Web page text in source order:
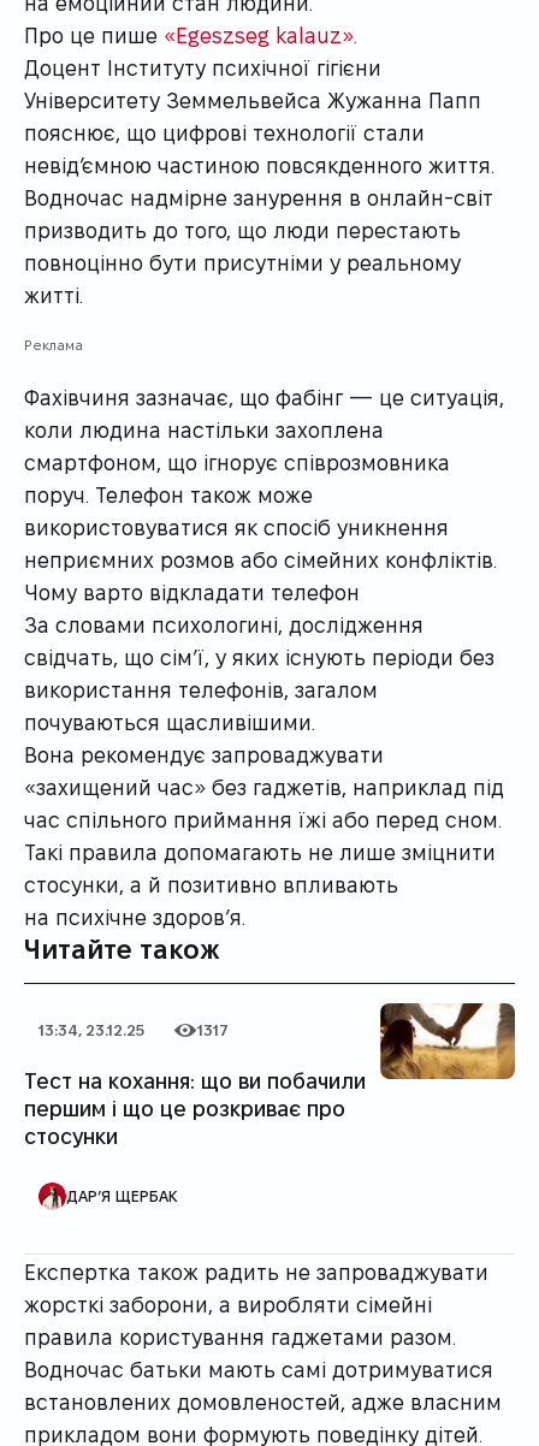
Про це пише «Egeszseg kalauz».
Доцент Інституту психічної гігієни
Університету Земмельвейса Жужанна Папп
пояснює, що цифрові технології стали
невід’ємною частиною повсякденного життя.
Водночас надмірне занурення в онлайн-світ
призводить до того, що люди перестають
повноцінно бути присутніми у реальному
житті.
Реклама
Фахівчиня зазначає, що фабінг — це ситуація,
коли людина настільки захоплена
смартфоном, що ігнорує співрозмовника
поруч. Телефон також може
використовуватися як спосіб уникнення
неприємних розмов або сімейних конфліктів.
Чому варто відкладати телефон
За словами психологині, дослідження
свідчать, що сім’ї, у яких існують періоди без
використання телефонів, загалом
почуваються щасливішими.
Вона рекомендує запроваджувати
«захищений час» без гаджетів, наприклад під
час спільного приймання їжі або перед сном.
Такі правила допомагають не лише зміцнити
стосунки, а й позитивно впливають
на психічне здоров’я.
Читайте також
Дата публікації
13:34, 23.12.25
Категорія
Кількість переглядів
1317
Тест на кохання: що ви побачили
першим і що це розкриває про
стосунки
ДАР’Я ЩЕРБАК
Експертка також радить не запроваджувати
жорсткі заборони, а виробляти сімейні
правила користування гаджетами разом.
Водночас батьки мають самі дотримуватися
встановлених домовленостей, адже власним
прикладом вони формують поведінку дітей.